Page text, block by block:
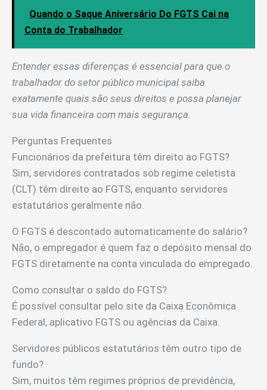
Quando o Saque Aniversário Do FGTS Cai na
Conta do Trabalhador
Entender essas diferenças é essencial para que o
trabalhador do setor público municipal saiba
exatamente quais são seus direitos e possa planejar
sua vida financeira com mais segurança.
Perguntas Frequentes
Funcionários da prefeitura têm direito ao FGTS?
Sim, servidores contratados sob regime celetista
(CLT) têm direito ao FGTS, enquanto servidores
estatutários geralmente não.
O FGTS é descontado automaticamente do salário?
Não, o empregador é quem faz o depósito mensal do
FGTS diretamente na conta vinculada do empregado.
Como consultar o saldo do FGTS?
É possível consultar pelo site da Caixa Econômica
Federal, aplicativo FGTS ou agências da Caixa.
Servidores públicos estatutários têm outro tipo de
fundo?
Sim, muitos têm regimes próprios de previdência,